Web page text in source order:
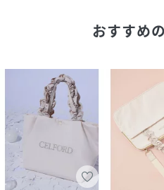
またパソコン・スマートフォ
と画像のカラーが異なる場合
さい。
商品の色味は、商品単品画像
※商品画像はサンプルのため
がある場合がございますので
おすすめ